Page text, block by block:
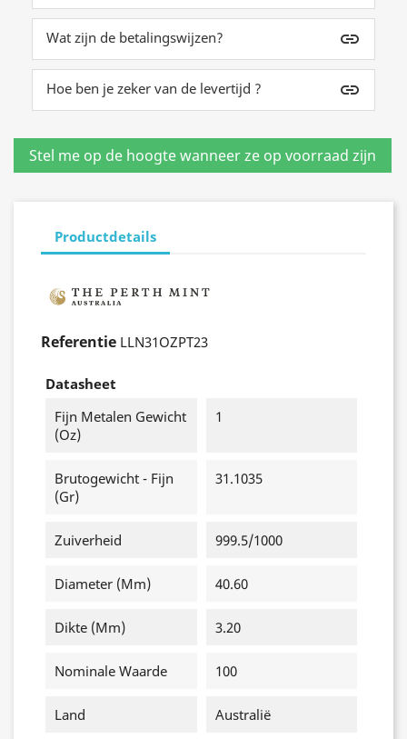
Wat zijn de betalingswijzen? insert_link
Hoe ben je zeker van de levertijd ? insert_link
Productdetails
Referentie LLN31OZPT23
Datasheet
Fijn Metalen Gewicht
(oz)
1
Brutogewicht - Fijn
(gr)
31.1035
Zuiverheid 999.5/1000
Diameter (mm) 40.60
Dikte (mm) 3.20
Nominale Waarde 100
Land Australië